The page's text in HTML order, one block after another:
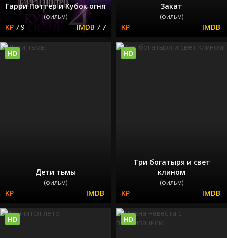
Гарри Поттер и Кубок огня
(фильм)
7.9 7.7
Закат
(фильм)
Дети тьмы
(фильм)
HD
Три богатыря и свет
клином
(фильм)
HD
HD HD